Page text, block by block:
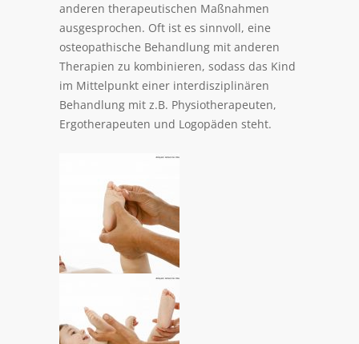
anderen therapeutischen Maßnahmen
ausgesprochen. Oft ist es sinnvoll, eine
osteopathische Behandlung mit anderen
Therapien zu kombinieren, sodass das Kind
im Mittelpunkt einer interdisziplinären
Behandlung mit z.B. Physiotherapeuten,
Ergotherapeuten und Logopäden steht.